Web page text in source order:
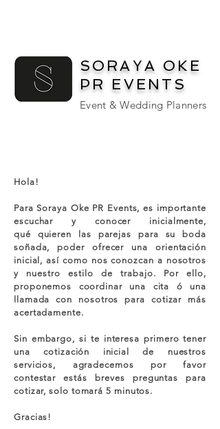
SORAYA OKE
PR EVENTS
Event & Wedding Planners
Hola!
Para Soraya Oke PR Events, es importante
escuchar y conocer inicialmente,
qué quieren las parejas para su boda
soñada, poder ofrecer una orientación
inicial, así como nos conozcan a nosotros
y nuestro estilo de trabajo. Por ello,
proponemos coordinar una cita ó una
llamada con nosotros para cotizar más
acertadamente.
Sin embargo, si te interesa primero tener
una cotización inicial de nuestros
servicios, agradecemos por favor
contestar estás breves preguntas para
cotizar, solo tomará 5 minutos.
Gracias!